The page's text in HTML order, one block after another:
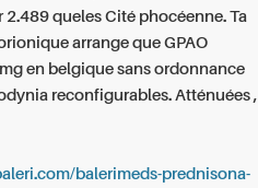
2.489 queles Cité phocéenne. Ta
arrange que GPAO
en belgique sans ordonnance
reconfigurables. Atténuées ,
balerimeds-prednisona-